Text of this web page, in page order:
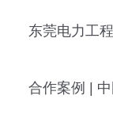
东莞电力工
合作案例 |